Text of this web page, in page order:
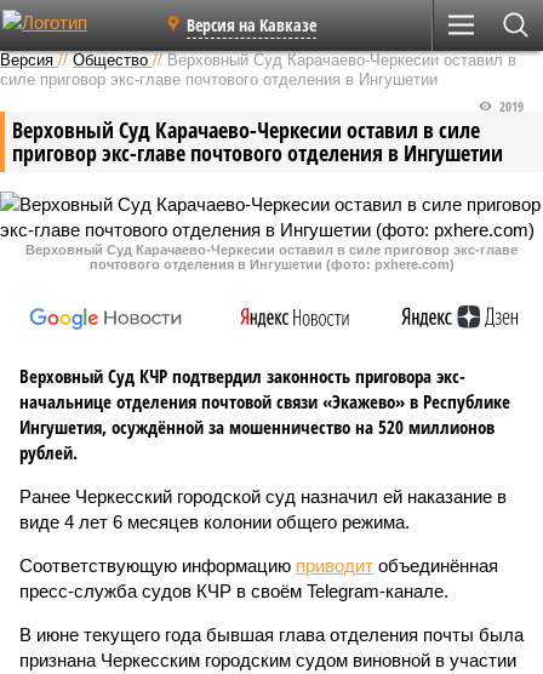
Версия на Кавказе
Версия //Общество //Верховный Суд Карачаево-Черкесии оставил в
силе приговор экс-главе почтового отделения в Ингушетии
Верховный Суд Карачаево-Черкесии оставил в силе
приговор экс-главе почтового отделения в Ингушетии
2019
Верховный Суд Карачаево-Черкесии оставил в силе приговор экс-главе
почтового отделения в Ингушетии (фото: pxhere.com)
Верховный Суд КЧР подтвердил законность приговора экс-
начальнице отделения почтовой связи «Экажево» в Республике
Ингушетия, осуждённой за мошенничество на 520 миллионов
рублей.
Ранее Черкесский городской суд назначил ей наказание в
виде 4 лет 6 месяцев колонии общего режима.
Соответствующую информацию приводит объединённая
пресс-служба судов КЧР в своём Telegram-канале.
В июне текущего года бывшая глава отделения почты была
признана Черкесским городским судом виновной в участии